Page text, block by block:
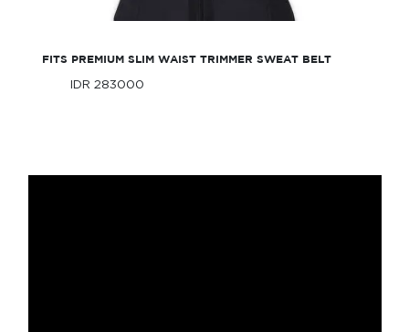
FITS PREMIUM SLIM WAIST TRIMMER SWEAT BELT
IDR 283000